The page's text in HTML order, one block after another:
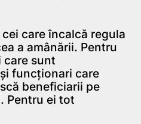
care încalcă regula
a amânării. Pentru
care sunt
funcționari care
beneficiarii pe
Pentru ei tot